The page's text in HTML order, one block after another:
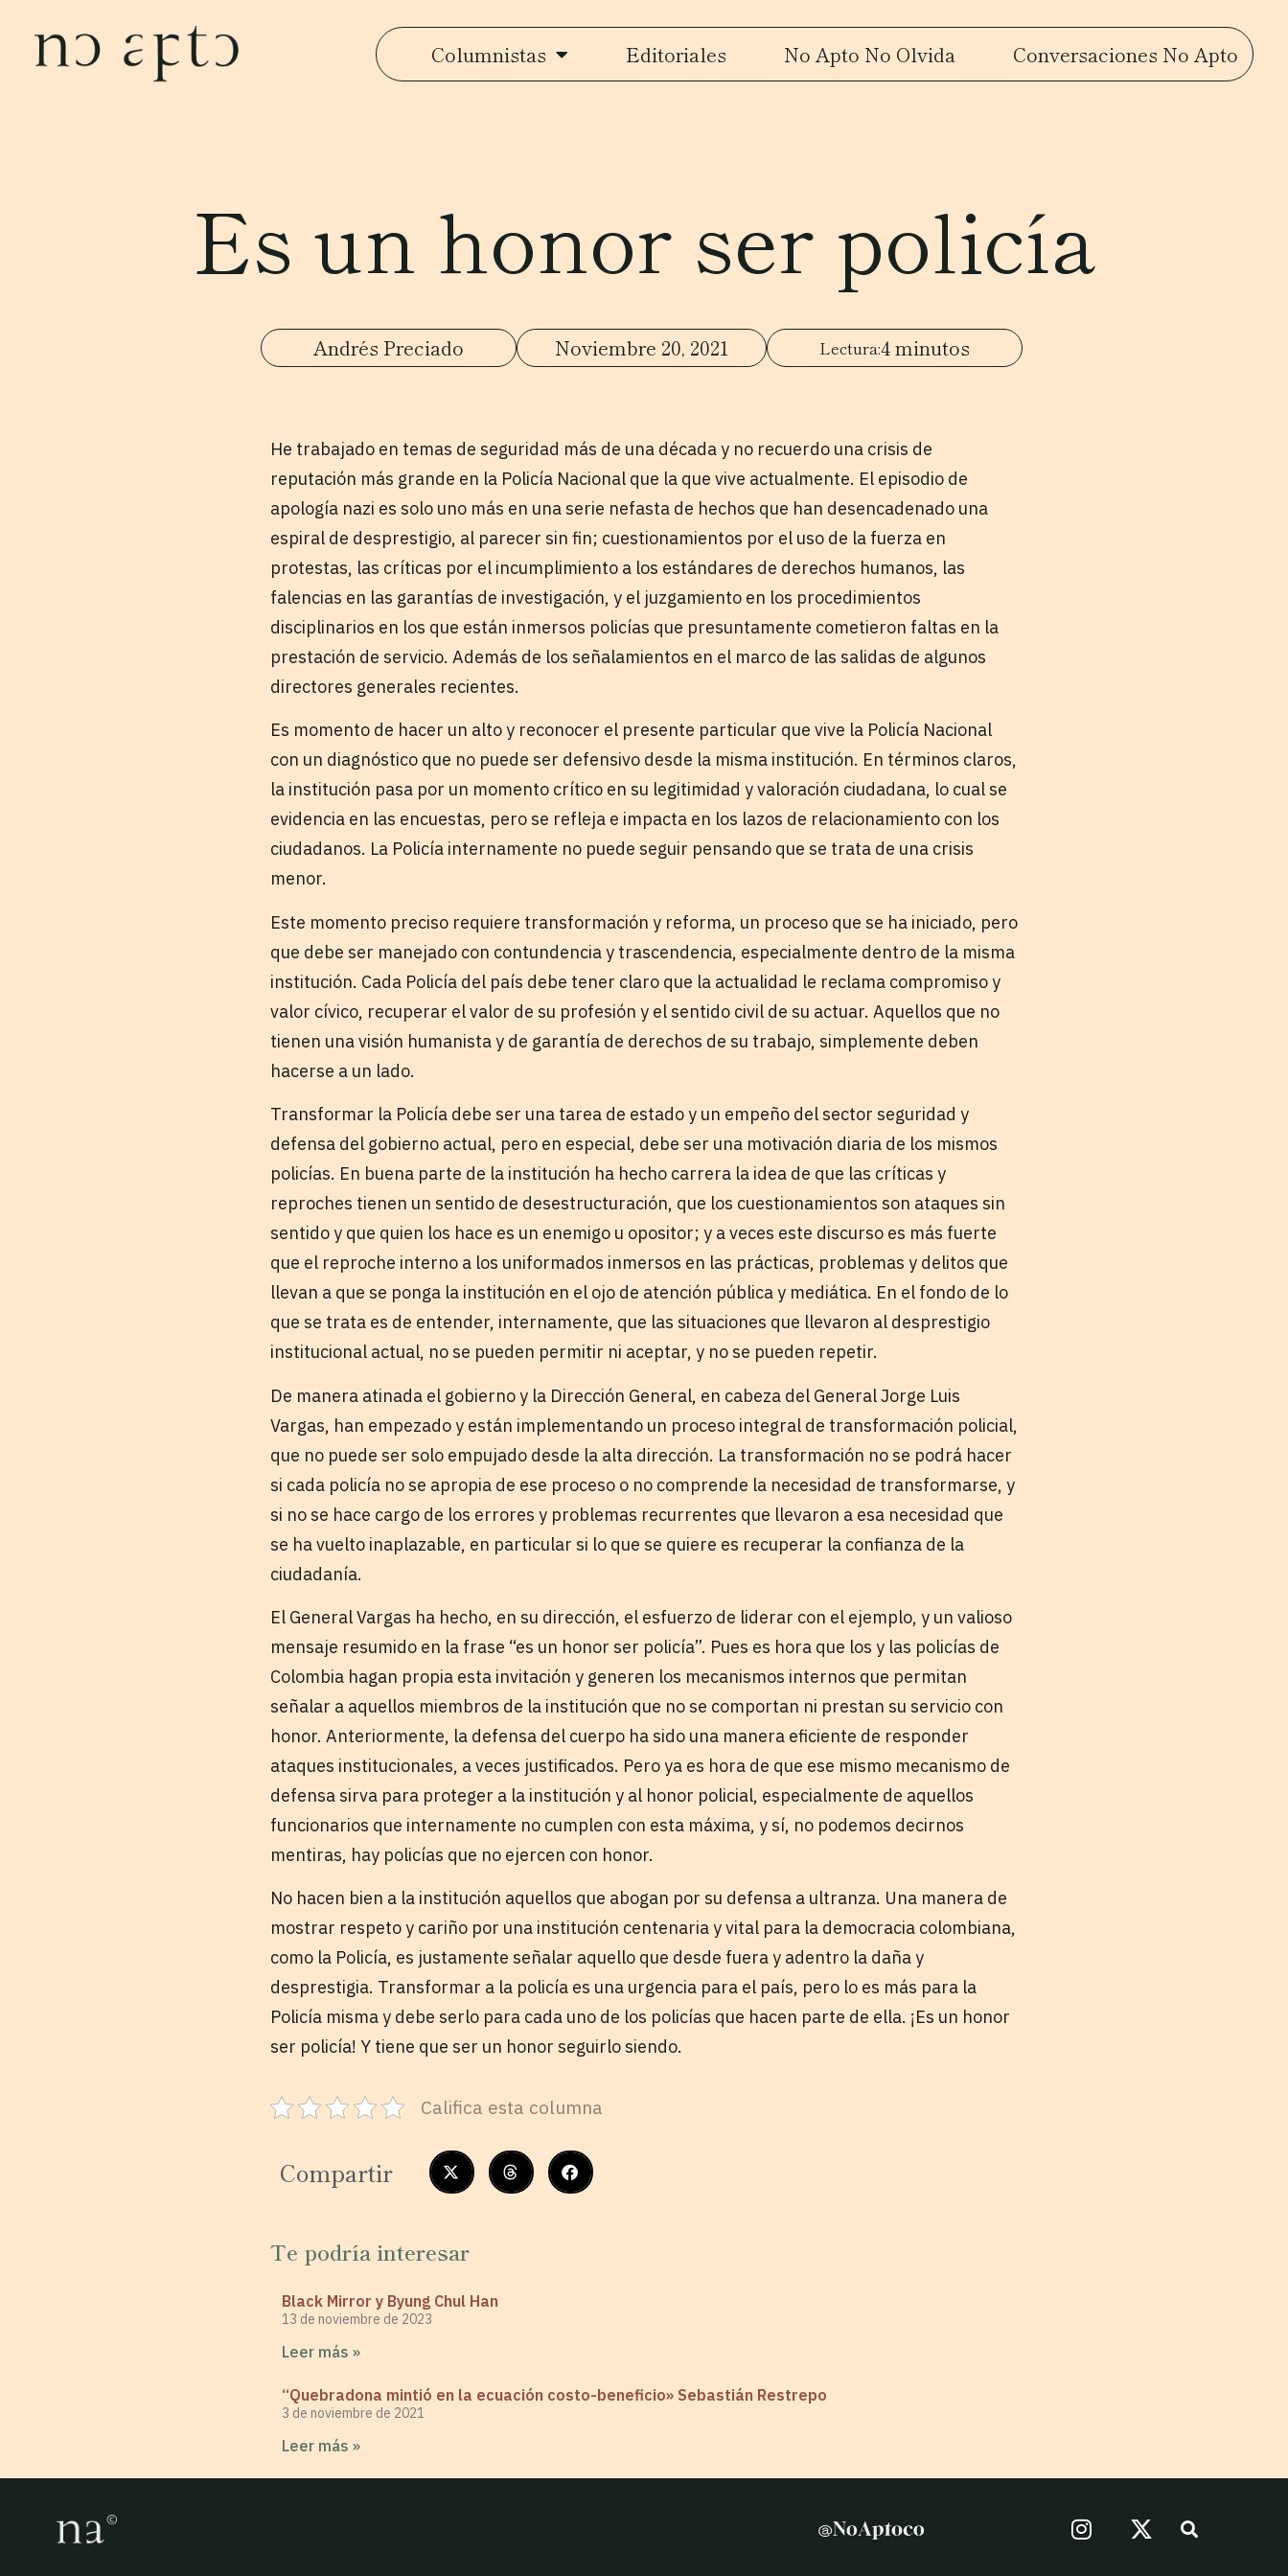
Columnistas Editoriales No Apto No Olvida Conversaciones No Apto
Es un honor ser policía
Andrés Preciado Noviembre 20, 2021 4 minutos
He trabajado en temas de seguridad más de una década y no recuerdo una crisis de
reputación más grande en la Policía Nacional que la que vive actualmente. El episodio de
apología nazi es solo uno más en una serie nefasta de hechos que han desencadenado una
espiral de desprestigio, al parecer sin fin; cuestionamientos por el uso de la fuerza en
protestas, las críticas por el incumplimiento a los estándares de derechos humanos, las
falencias en las garantías de investigación, y el juzgamiento en los procedimientos
disciplinarios en los que están inmersos policías que presuntamente cometieron faltas en la
prestación de servicio. Además de los señalamientos en el marco de las salidas de algunos
directores generales recientes.
Es momento de hacer un alto y reconocer el presente particular que vive la Policía Nacional
con un diagnóstico que no puede ser defensivo desde la misma institución. En términos claros,
la institución pasa por un momento crítico en su legitimidad y valoración ciudadana, lo cual se
evidencia en las encuestas, pero se refleja e impacta en los lazos de relacionamiento con los
ciudadanos. La Policía internamente no puede seguir pensando que se trata de una crisis
menor.
Este momento preciso requiere transformación y reforma, un proceso que se ha iniciado, pero
que debe ser manejado con contundencia y trascendencia, especialmente dentro de la misma
institución. Cada Policía del país debe tener claro que la actualidad le reclama compromiso y
valor cívico, recuperar el valor de su profesión y el sentido civil de su actuar. Aquellos que no
tienen una visión humanista y de garantía de derechos de su trabajo, simplemente deben
hacerse a un lado.
Transformar la Policía debe ser una tarea de estado y un empeño del sector seguridad y
defensa del gobierno actual, pero en especial, debe ser una motivación diaria de los mismos
policías. En buena parte de la institución ha hecho carrera la idea de que las críticas y
reproches tienen un sentido de desestructuración, que los cuestionamientos son ataques sin
sentido y que quien los hace es un enemigo u opositor; y a veces este discurso es más fuerte
que el reproche interno a los uniformados inmersos en las prácticas, problemas y delitos que
llevan a que se ponga la institución en el ojo de atención pública y mediática. En el fondo de lo
que se trata es de entender, internamente, que las situaciones que llevaron al desprestigio
institucional actual, no se pueden permitir ni aceptar, y no se pueden repetir.
De manera atinada el gobierno y la Dirección General, en cabeza del General Jorge Luis
Vargas, han empezado y están implementando un proceso integral de transformación policial,
que no puede ser solo empujado desde la alta dirección. La transformación no se podrá hacer
si cada policía no se apropia de ese proceso o no comprende la necesidad de transformarse, y
si no se hace cargo de los errores y problemas recurrentes que llevaron a esa necesidad que
se ha vuelto inaplazable, en particular si lo que se quiere es recuperar la confianza de la
ciudadanía.
El General Vargas ha hecho, en su dirección, el esfuerzo de liderar con el ejemplo, y un valioso
mensaje resumido en la frase “es un honor ser policía”. Pues es hora que los y las policías de
Colombia hagan propia esta invitación y generen los mecanismos internos que permitan
señalar a aquellos miembros de la institución que no se comportan ni prestan su servicio con
honor. Anteriormente, la defensa del cuerpo ha sido una manera eficiente de responder
ataques institucionales, a veces justificados. Pero ya es hora de que ese mismo mecanismo de
defensa sirva para proteger a la institución y al honor policial, especialmente de aquellos
funcionarios que internamente no cumplen con esta máxima, y sí, no podemos decirnos
mentiras, hay policías que no ejercen con honor.
No hacen bien a la institución aquellos que abogan por su defensa a ultranza. Una manera de
mostrar respeto y cariño por una institución centenaria y vital para la democracia colombiana,
como la Policía, es justamente señalar aquello que desde fuera y adentro la daña y
desprestigia. Transformar a la policía es una urgencia para el país, pero lo es más para la
Policía misma y debe serlo para cada uno de los policías que hacen parte de ella. ¡Es un honor
ser policía! Y tiene que ser un honor seguirlo siendo.
Califica esta columna
Compartir
Te podría interesar
Black Mirror y Byung Chul Han
13 de noviembre de 2023
Leer más »
“Quebradona mintió en la ecuación costo-beneficio» Sebastián Restrepo
3 de noviembre de 2021
Leer más »